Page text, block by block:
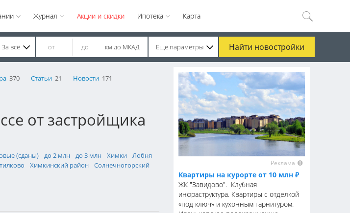
Журнал Акции и скидки Ипотека Карта
За всё км до МКАД Еще параметры Найти новостройки
370 Статьи 21 Новости 171
от застройщика
(сданы) до 2 млн до 3 млн Химки
Лобня
Химкинский район
Солнечногорский
Реклама
Квартиры на курорте от 10 млн ₽
ЖК "Завидово". Клубная
инфраструктура. Квартиры с отделкой
«под ключ» и кухонным гарнитуром.